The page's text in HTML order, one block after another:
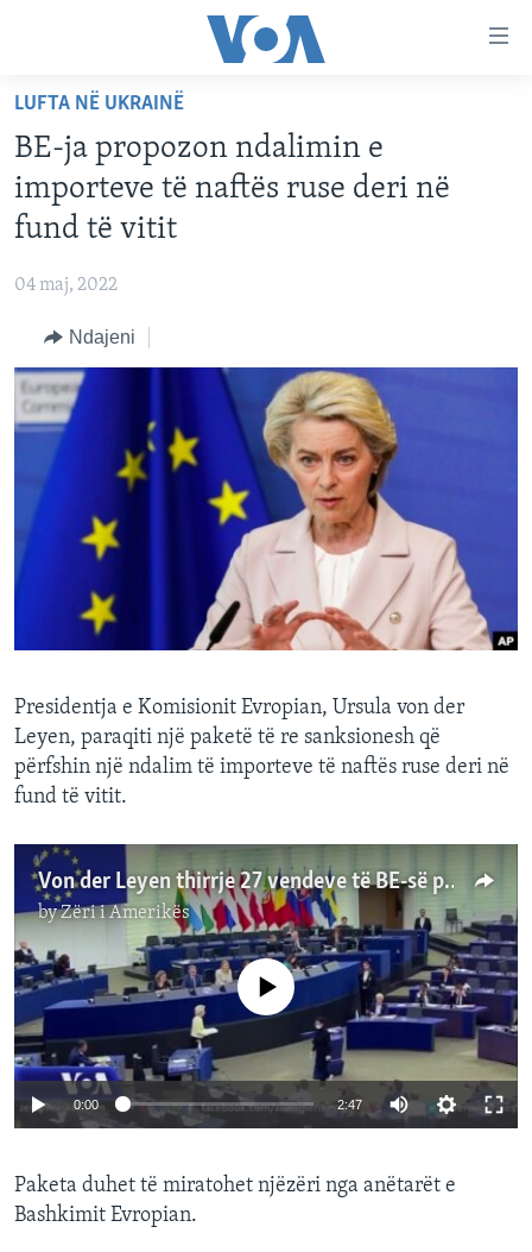
faqen
kryesore
Kalo
tek
faqja
Kalo
kërkimi
KATEGORITË
AMERIKA
EVROPA
BOTA
MJEDISI
KULTURË
SHKENCË DHE TEKNOLOGJI
SHËNDETËSI
INTERVISTA
DITARI
DITARI
Learning English
FOLLOW US
Gjuhët
LUFTA NË UKRAINË
BE-ja propozon ndalimin e
importeve të naftës ruse deri në
fund të vitit
04 maj, 2022
Ndajeni
Presidentja e Komisionit Evropian, Ursula von der
Leyen, paraqiti një paketë të re sanksionesh që
përfshin një ndalim të importeve të naftës ruse deri në
fund të vitit.
Von der Leyen thirrje 27 vendeve të BE-së për sanksione ndaj karburanteve ruse
byZëri i Amerikës
No media source currently available
0:00 2:47
Paketa duhet të miratohet njëzëri nga anëtarët e
Bashkimit Evropian.